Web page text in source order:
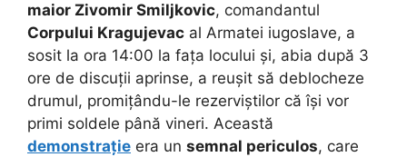
maior Zivomir Smiljkovic, comandantul
Corpului Kragujevac al Armatei iugoslave, a
sosit la ora 14:00 la fața locului și, abia după 3
ore de discuții aprinse, a reușit să deblocheze
drumul, promițându-le rezerviștilor că își vor
primi soldele până vineri. Această
demonstrație era un semnal periculos, care